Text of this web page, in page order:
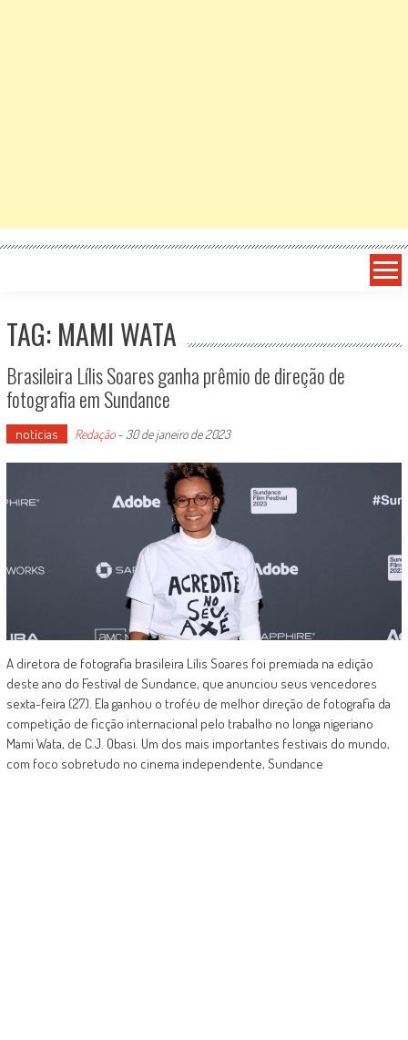
TAG: MAMI WATA
Brasileira Lílis Soares ganha prêmio de direção de
fotografia em Sundance
notícias Redação- 30 de janeiro de 2023
A diretora de fotografia brasileira Lílis Soares foi premiada na edição
deste ano do Festival de Sundance, que anunciou seus vencedores
sexta-feira (27). Ela ganhou o troféu de melhor direção de fotografia da
competição de ficção internacional pelo trabalho no longa nigeriano
Mami Wata, de C.J. Obasi. Um dos mais importantes festivais do mundo,
com foco sobretudo no cinema independente, Sundance